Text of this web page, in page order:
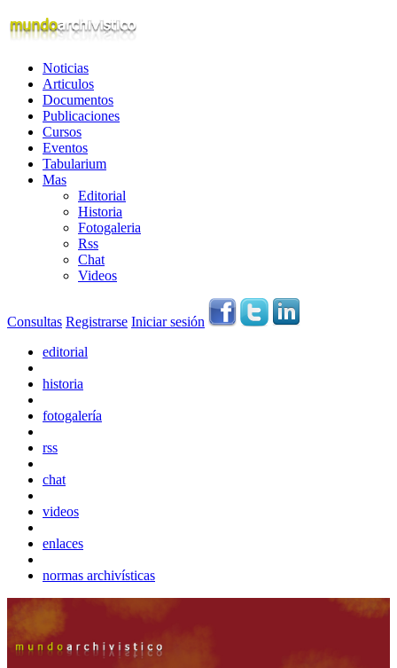
Noticias
Articulos
Documentos
Publicaciones
Cursos
Eventos
Tabularium
Mas
Editorial
Historia
Fotogaleria
Rss
Chat
Videos
Consultas Registrarse Iniciar sesión
editorial
historia
fotogalería
rss
chat
videos
enlaces
normas archivísticas